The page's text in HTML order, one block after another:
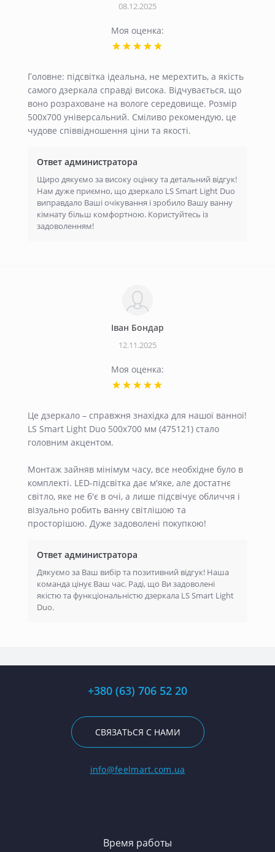
08.12.2025
Моя оценка:
Головне: підсвітка ідеальна, не мерехтить, а якість
самого дзеркала справді висока. Відчувається, що
воно розраховане на вологе середовище. Розмір
500х700 універсальний. Сміливо рекомендую, це
чудове співвідношення ціни та якості.
Ответ администратора
Щиро дякуємо за високу оцінку та детальний відгук!
Нам дуже приємно, що дзеркало LS Smart Light Duo
виправдало Ваші очікування і зробило Вашу ванну
кімнату більш комфортною. Користуйтесь із
задоволенням!
Iван Бондар
12.11.2025
Моя оценка:
Це дзеркало – справжня знахідка для нашої ванної!
LS Smart Light Duo 500х700 мм (475121) стало
головним акцентом.
Монтаж зайняв мінімум часу, все необхідне було в
комплекті. LED-підсвітка дає м'яке, але достатнє
світло, яке не б'є в очі, а лише підсвічує обличчя і
візуально робить ванну світлішою та
просторішою. Дуже задоволені покупкою!
Ответ администратора
Дякуємо за Ваш вибір та позитивний відгук! Наша
команда цінує Ваш час. Раді, що Ви задоволені
якістю та функціональністю дзеркала LS Smart Light
Duo.
+380 (63) 706 52 20
СВЯЗАТЬСЯ С НАМИ
info@feelmart.com.ua
Время работы